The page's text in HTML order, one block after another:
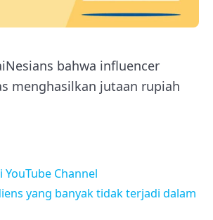
bahwa influencer
menghasilkan jutaan rupiah
Channel
yang banyak tidak terjadi dalam